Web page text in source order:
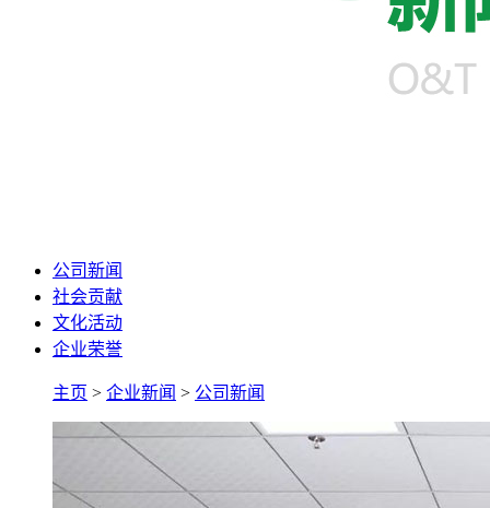
公司新闻
社会贡献
文化活动
企业荣誉
主页 > 企业新闻 > 公司新闻